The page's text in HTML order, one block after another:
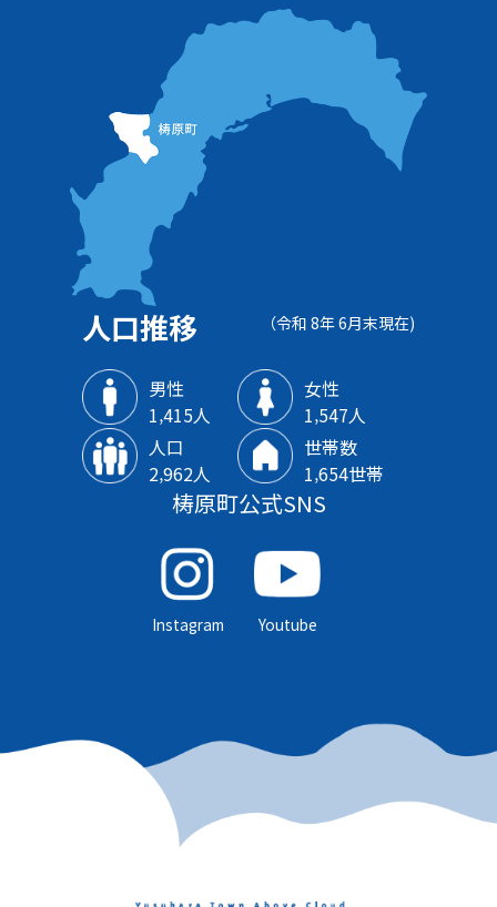
人口推移 （令和 8年 6月末現在)
男性
1‚415人
女性
1‚547人
人口
2‚962人
世帯数
1‚654世帯
梼原町公式SNS
Instagram Youtube